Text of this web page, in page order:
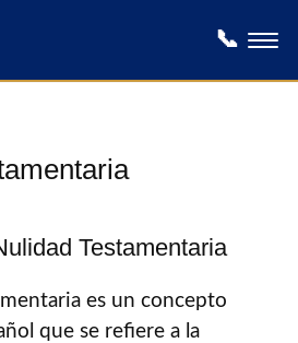
📞
Testamentaria
es un concepto
que se refiere a la